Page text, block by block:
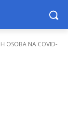
OSOBA NA COVID-